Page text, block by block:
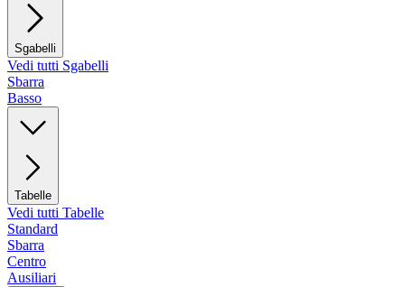
Sgabelli
Vedi tutti Sgabelli
Sbarra
Basso
Tabelle
Vedi tutti Tabelle
Standard
Sbarra
Centro
Ausiliari